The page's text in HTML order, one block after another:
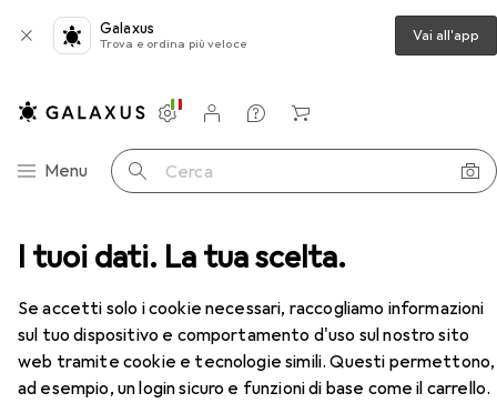
I tuoi dati. La tua scelta.
Se accetti solo i cookie necessari, raccogliamo informazioni
sul tuo dispositivo e comportamento d'uso sul nostro sito
web tramite cookie e tecnologie simili. Questi permettono,
ad esempio, un login sicuro e funzioni di base come il carrello.
Galaxus
Trova e ordina più veloce Vai all'app
Categoria Navigazione
Menu Cerca
Impostazioni
Conto cliente
Liste di confronto
Liste dei desideri
Carrello
etichette Zebra Stampante Industriale Rfid Zt610
EUR
4229,–
ZebraStampante Industriale Rfid
Zt610
300 dpi